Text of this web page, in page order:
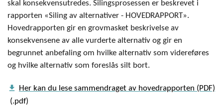
skal konsekvensutredes. Silingsprosessen er beskrevet i
rapporten «Siling av alternativer - HOVEDRAPPORT».
Hovedrapporten gir en grovmasket beskrivelse av
konsekvensene av alle vurderte alternativ og gir en
begrunnet anbefaling om hvilke alternativ som videreføres
og hvilke alternativ som foreslås silt bort.
get_app Her kan du lese sammendraget av hovedrapporten (PDF)